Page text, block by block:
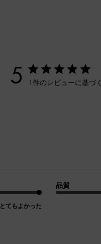
5 1件のレビューに基づく
とてもよかった
品質